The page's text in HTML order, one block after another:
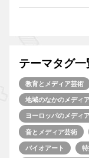
テーマタグ一
教育とメディア芸術
地域のなかのメディ
ヨーロッパのメディ
音とメディア芸術
バイオアート